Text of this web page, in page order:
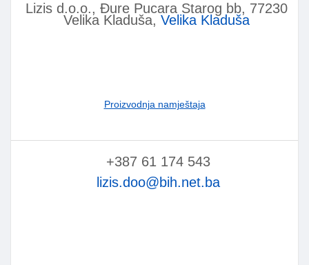
Lizis d.o.o., Đure Pucara Starog bb, 77230
Velika Kladuša, Velika Kladuša
Proizvodnja namještaja
+387 61 174 543
lizis.doo@bih.net.ba